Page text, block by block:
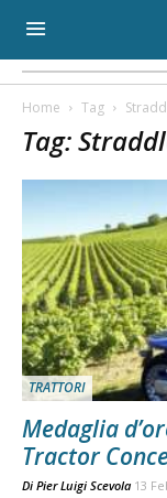
Home Tag
Tag:
TRATTORI
Medaglia
Tractor
Di Pier Luigi Scevola 13